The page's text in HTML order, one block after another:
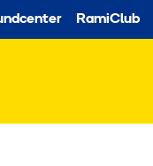
RamiClub